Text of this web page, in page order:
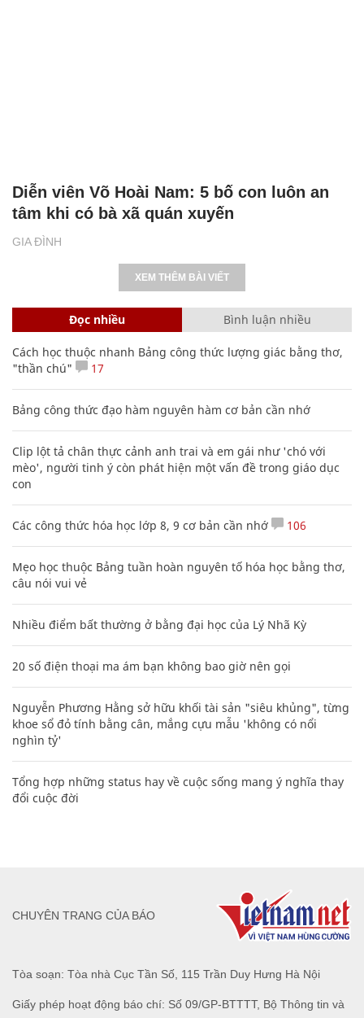
GIA ĐÌNH
Diễn viên Võ Hoài Nam: 5 bố con luôn an
tâm khi có bà xã quán xuyến
XEM THÊM BÀI VIẾT
Đọc nhiều Bình luận nhiều
Cách học thuộc nhanh Bảng công thức lượng giác bằng thơ,
"thần chú"
17
Bảng công thức đạo hàm nguyên hàm cơ bản cần nhớ
Clip lột tả chân thực cảnh anh trai và em gái như 'chó với
mèo', người tinh ý còn phát hiện một vấn đề trong giáo dục
con
Các công thức hóa học lớp 8, 9 cơ bản cần nhớ 106
Mẹo học thuộc Bảng tuần hoàn nguyên tố hóa học bằng thơ,
câu nói vui vẻ
Nhiều điểm bất thường ở bằng đại học của Lý Nhã Kỳ
20 số điện thoại ma ám bạn không bao giờ nên gọi
Nguyễn Phương Hằng sở hữu khối tài sản "siêu khủng", từng
khoe sổ đỏ tính bằng cân, mắng cựu mẫu 'không có nổi
nghìn tỷ'
Tổng hợp những status hay về cuộc sống mang ý nghĩa thay
đổi cuộc đời
Tòa soạn: Tòa nhà Cục Tần Số, 115 Trần Duy Hưng Hà Nội
Giấy phép hoạt động báo chí: Số 09/GP-BTTTT, Bộ Thông tin và
CHUYÊN TRANG CỦA BÁO